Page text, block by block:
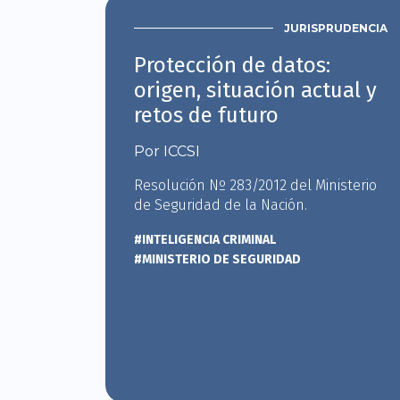
JURISPRUDENCIA
Protección de datos:
origen, situación actual y
retos de futuro
Por ICCSI
Resolución Nº 283/2012 del Ministerio
de Seguridad de la Nación.
#INTELIGENCIA CRIMINAL
#MINISTERIO DE SEGURIDAD